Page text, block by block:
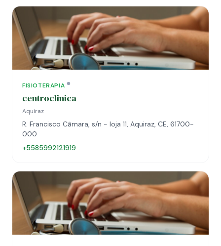
FISIOTERAPIA
centroclinica
Aquiraz
R. Francisco Câmara, s/n - loja 11, Aquiraz, CE, 61700-
000
+5585992121919